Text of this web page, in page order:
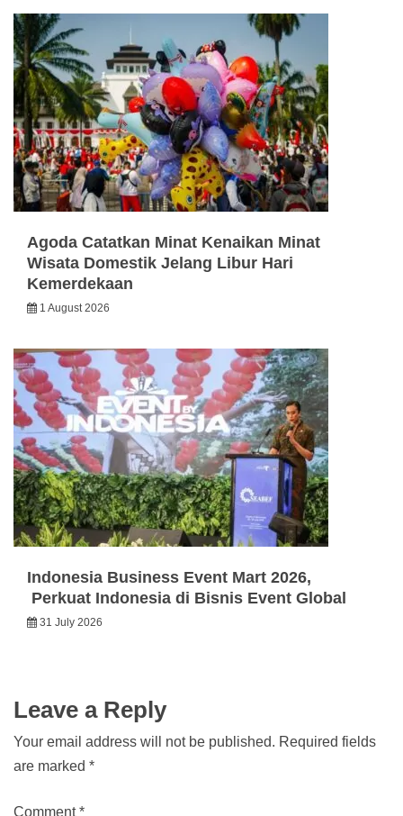
Agoda Catatkan Minat Kenaikan Minat
Wisata Domestik Jelang Libur Hari
Kemerdekaan
1 August 2026
Indonesia Business Event Mart 2026,
Perkuat Indonesia di Bisnis Event Global
31 July 2026
Leave a Reply
Your email address will not be published. Required fields
are marked *
Comment*